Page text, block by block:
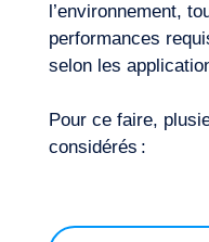
Notre aventure
l’environnement,
performances
selon les
Pour ce faire,
considérés :